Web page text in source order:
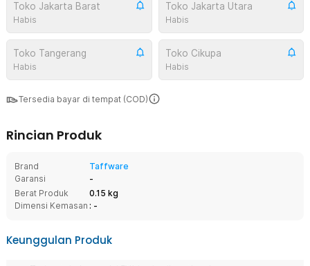
Toko Jakarta Barat
Habis
Toko Jakarta Utara
Habis
Toko Tangerang
Habis
Toko Cikupa
Habis
Tersedia bayar di tempat (COD)
Rincian Produk
Brand
Taffware
Garansi
-
Berat Produk
0.15 kg
Dimensi Kemasan : -
Keunggulan Produk